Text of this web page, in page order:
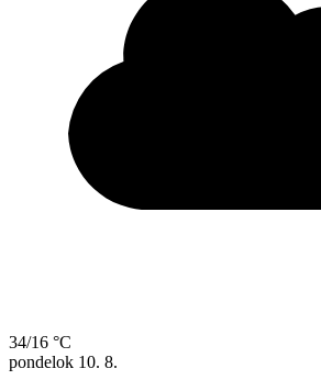
34/16 °C
pondelok 10. 8.